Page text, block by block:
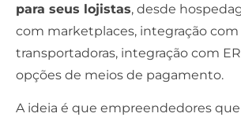
para seus lojistas, desde
com marketplaces, integração com
transportadoras, integração com
opções de meios de pagamento.
A ideia é que empreendedores